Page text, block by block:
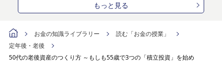
もっと見る
お金の知識ライブラリー
読む「お金の授業」
定年後・老後
50代の老後資産のつくり方 ～もしも55歳で3つの「積立投資」を始め